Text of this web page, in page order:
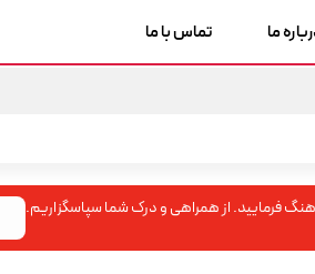
ما تماس با ما
فرمایید. از همراهی و درک شما سپاسگزاریم.